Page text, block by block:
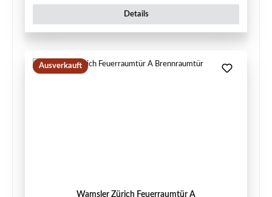
Details
Ausverkauft
Wamsler Zürich Feuerraumtür A